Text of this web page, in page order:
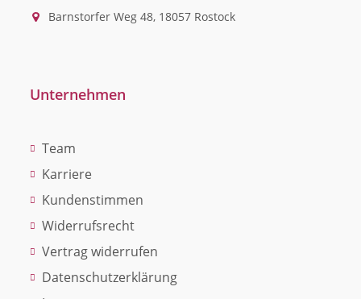
Barnstorfer Weg 48, 18057 Rostock
Unternehmen
Team
Karriere
Kundenstimmen
Widerrufsrecht
Vertrag widerrufen
Datenschutzerklärung